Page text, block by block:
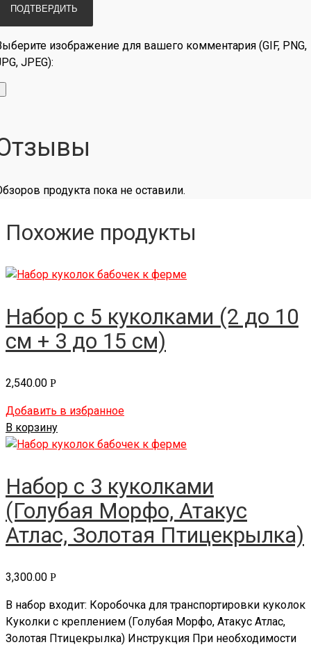
изображение для вашего комментария (GIF, PNG,
JPEG):
продукта пока не оставили.
Похожие продукты
Набор с 5 куколками (2 до 10
см + 3 до 15 см)
2,540.00 Р
Добавить в избранное
В корзину
Набор с 3 куколками
(Голубая Морфо, Атакус
Атлас, Золотая Птицекрылка)
3,300.00 Р
В набор входит: Коробочка для транспортировки куколок
Куколки с креплением (Голубая Морфо, Атакус Атлас,
Золотая Птицекрылка) Инструкция При необходимости